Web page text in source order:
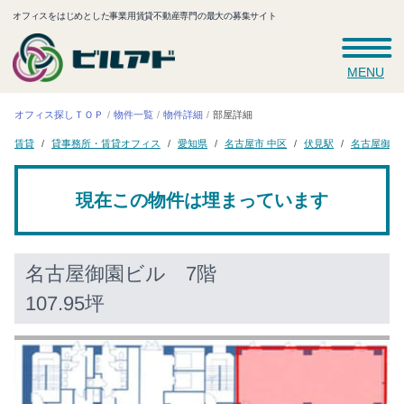
オフィスをはじめとした事業用賃貸不動産専門の最大の募集サイト
MENU
オフィス探しＴＯＰ 物件一覧 物件詳細 部屋詳細
賃貸 貸事務所・賃貸オフィス 愛知県 名古屋市 中区 伏見駅 名古屋御園
現在この物件は埋まっています
名古屋御園ビル 7階
107.95坪